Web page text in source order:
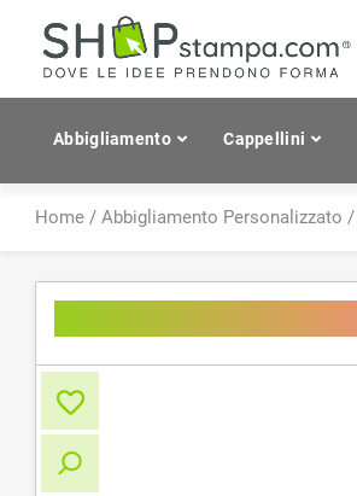
Abbigliamento Cappellini
Home / Abbigliamento Personalizzato /